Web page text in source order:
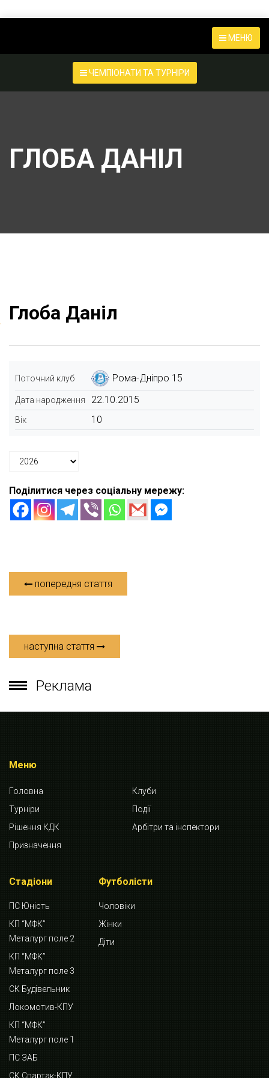
МЕНЮ
ЧЕМПІОНАТИ ТА ТУРНІРИ
ГЛОБА ДАНІЛ
Глоба Даніл
Поточний клуб Рома-Дніпро 15
Дата народження 22.10.2015
Вік 10
Поділитися через соціальну мережу:
попередня стаття
наступна стаття
Реклама
Меню
Головна
Клуби
Турніри
Події
Рішення КДК
Арбітри та інспектори
Призначення
Стадіони
ПС Юність
КП “МФК”
Металург поле 2
КП “МФК”
Металург поле 3
СК Будівельник
Локомотив-КПУ
КП “МФК”
Металург поле 1
ПС ЗАБ
СК Спартак-КПУ
Футболісти
Чоловіки
Жінки
Діти